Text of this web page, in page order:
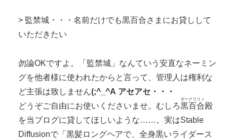
> 監禁城・・・名前だけでも黒百合さまにお貸しして
いただきたい
勿論OKですよ。「監禁城」なんていう安直なネーミン
グを他者様に使われたからと言って、管理人は権利な
ど主張は致しません(;^_^A アセアセ・・・
どうぞご自由にお使いくださいませ。むしろ黒百合
ダークリリィ
殿
を当ブログに貸してほしいような……。実はStable
Diffusionで「黒髪ロングヘアで、全身黒いライダース